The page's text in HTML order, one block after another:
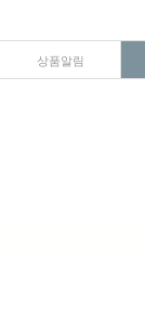
상품알림